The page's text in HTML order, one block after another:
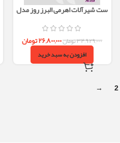
ست شیرآلات اهرمی البرز روز مدل
۳۴,۹۲۹,۰۰۰تومان۲۶,۸۰۰,۰۰۰تومان
افزودن به سبد خرید
2
→